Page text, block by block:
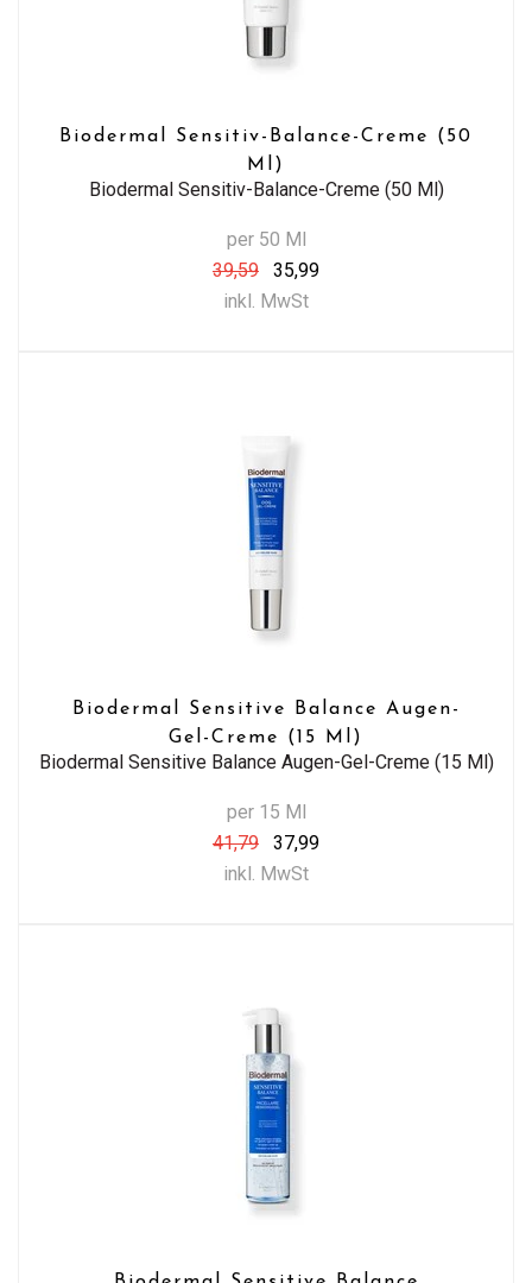
Biodermal Sensitiv-Balance-Creme (50
Ml)
Biodermal Sensitiv-Balance-Creme (50 Ml)
per 50 Ml
39,59
35,99
inkl. MwSt
Biodermal Sensitive Balance Augen-
Gel-Creme (15 Ml)
Biodermal Sensitive Balance Augen-Gel-Creme (15 Ml)
per 15 Ml
41,79
37,99
inkl. MwSt